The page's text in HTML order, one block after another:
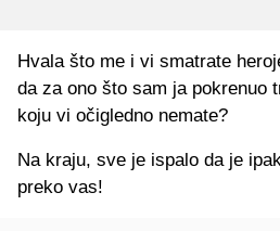
Hvala što me i vi smatrate
da za ono što sam ja pokrenuo
koju vi očigledno nemate?
Na kraju, sve je ispalo da je
preko vas!